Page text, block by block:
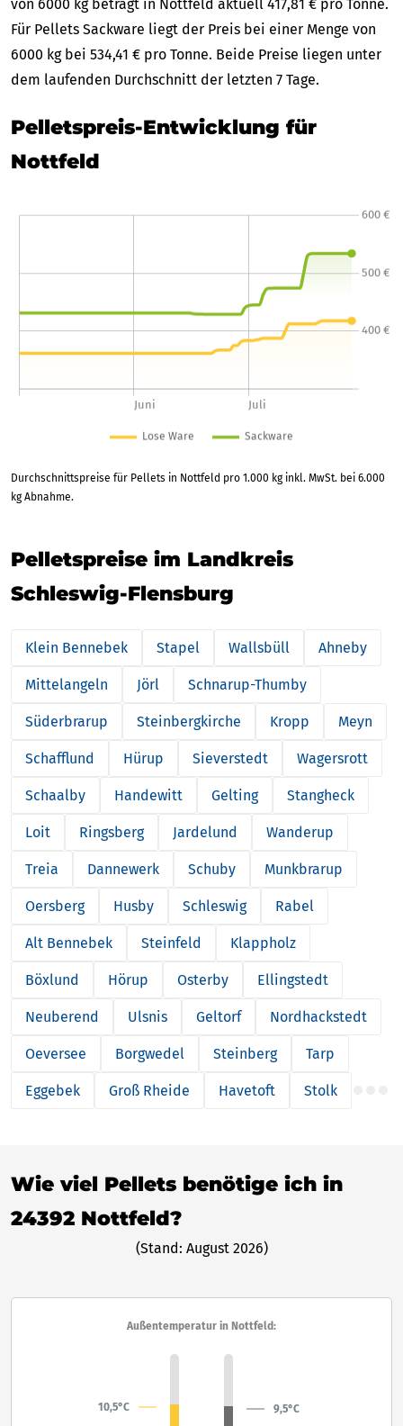
von 6000 kg beträgt in Nottfeld aktuell 417,81 € pro Tonne.
Für Pellets Sackware liegt der Preis bei einer Menge von
6000 kg bei 534,41 € pro Tonne. Beide Preise liegen unter
dem laufenden Durchschnitt der letzten 7 Tage.
Pelletspreis-Entwicklung für
Nottfeld
Durchschnittspreise für Pellets in Nottfeld pro 1.000 kg inkl. MwSt. bei 6.000
kg Abnahme.
Pelletspreise im Landkreis
Schleswig-Flensburg
Klein Bennebek Stapel Wallsbüll Ahneby
Mittelangeln Jörl Schnarup-Thumby
Süderbrarup Steinbergkirche Kropp Meyn
Schafflund Hürup Sieverstedt Wagersrott
Schaalby Handewitt Gelting Stangheck
Loit Ringsberg Jardelund Wanderup
Treia Dannewerk Schuby Munkbrarup
Oersberg Husby Schleswig Rabel
Alt Bennebek Steinfeld Klappholz
Böxlund Hörup Osterby Ellingstedt
Neuberend Ulsnis Geltorf Nordhackstedt
Oeversee Borgwedel Steinberg Tarp
Eggebek Groß Rheide Havetoft Stolk
Wie viel Pellets benötige ich in
24392 Nottfeld?
(Stand: August 2026)
Außentemperatur in Nottfeld:
10,5°C 9,5°C